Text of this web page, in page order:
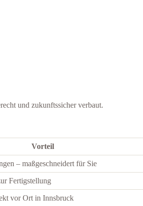
und zukunftssicher verbaut.
Vorteil
– maßgeschneidert für Sie
Fertigstellung
vor Ort in Innsbruck